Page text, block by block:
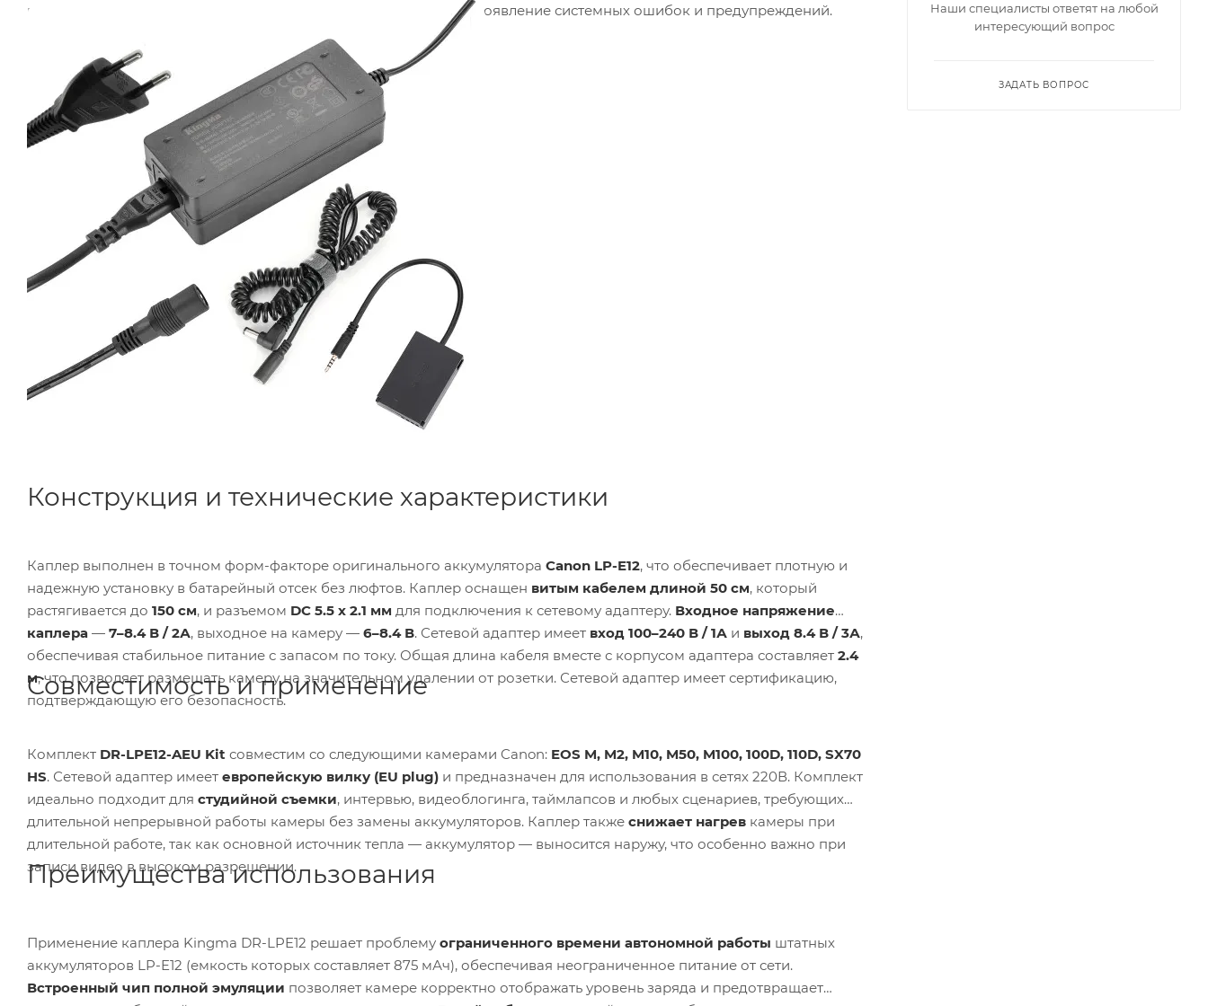
передает на камеру данные о напряжении и заряде, исключая появление системных ошибок и предупреждений.
Конструкция и технические характеристики
Каплер выполнен в точном форм-факторе оригинального аккумулятора Canon LP-E12, что обеспечивает плотную и
надежную установку в батарейный отсек без люфтов. Каплер оснащен витым кабелем длиной 50 см, который
растягивается до 150 см, и разъемом DC 5.5 x 2.1 мм для подключения к сетевому адаптеру. Входное напряжение
каплера — 7–8.4 В / 2А, выходное на камеру — 6–8.4 В. Сетевой адаптер имеет вход 100–240 В / 1А и выход 8.4 В / 3А,
обеспечивая стабильное питание с запасом по току. Общая длина кабеля вместе с корпусом адаптера составляет 2.4
м, что позволяет размещать камеру на значительном удалении от розетки. Сетевой адаптер имеет сертификацию,
подтверждающую его безопасность.
Совместимость и применение
Комплект DR-LPE12-AEU Kit совместим со следующими камерами Canon: EOS M, M2, M10, M50, M100, 100D, 110D, SX70
HS. Сетевой адаптер имеет европейскую вилку (EU plug) и предназначен для использования в сетях 220В. Комплект
идеально подходит для студийной съемки, интервью, видеоблогинга, таймлапсов и любых сценариев, требующих
длительной непрерывной работы камеры без замены аккумуляторов. Каплер также снижает нагрев камеры при
длительной работе, так как основной источник тепла — аккумулятор — выносится наружу, что особенно важно при
записи видео в высоком разрешении.
Преимущества использования
Применение каплера Kingma DR-LPE12 решает проблему ограниченного времени автономной работы штатных
аккумуляторов LP-E12 (емкость которых составляет 875 мАч), обеспечивая неограниченное питание от сети.
Встроенный чип полной эмуляции позволяет камере корректно отображать уровень заряда и предотвращает
Наши специалисты ответят на любой
интересующий вопрос
ЗАДАТЬ ВОПРОС